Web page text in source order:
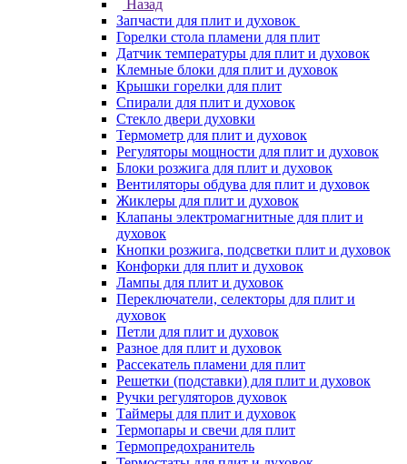
Назад
Запчасти для плит и духовок
Горелки стола пламени для плит
Датчик температуры для плит и духовок
Клемные блоки для плит и духовок
Крышки горелки для плит
Спирали для плит и духовок
Стекло двери духовки
Термометр для плит и духовок
Регуляторы мощности для плит и духовок
Блоки розжига для плит и духовок
Вентиляторы обдува для плит и духовок
Жиклеры для плит и духовок
Клапаны электромагнитные для плит и
духовок
Кнопки розжига, подсветки плит и духовок
Конфорки для плит и духовок
Лампы для плит и духовок
Переключатели, селекторы для плит и
духовок
Петли для плит и духовок
Разное для плит и духовок
Рассекатель пламени для плит
Решетки (подставки) для плит и духовок
Ручки регуляторов духовок
Таймеры для плит и духовок
Термопары и свечи для плит
Термопредохранитель